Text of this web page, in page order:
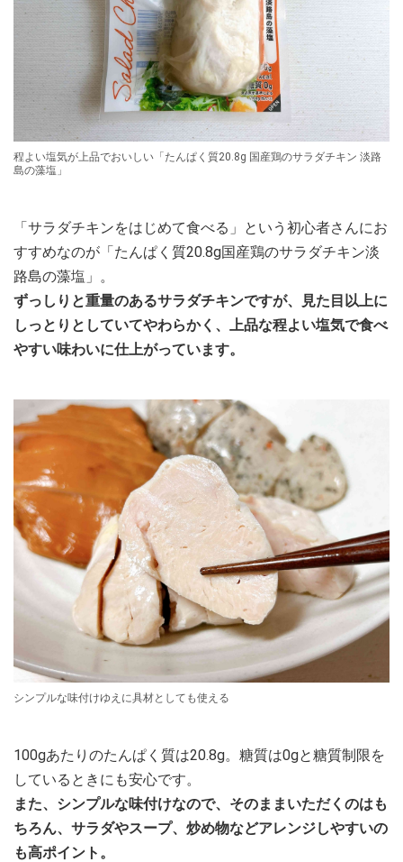
程よい塩気が上品でおいしい「たんぱく質20.8g 国産鶏のサラダチキン 淡路
島の藻塩」
「サラダチキンをはじめて食べる」という初心者さんにお
すすめなのが「たんぱく質20.8g国産鶏のサラダチキン淡
路島の藻塩」。
ずっしりと重量のあるサラダチキンですが、見た目以上に
しっとりとしていてやわらかく、上品な程よい塩気で食べ
やすい味わいに仕上がっています。
シンプルな味付けゆえに具材としても使える
100gあたりのたんぱく質は20.8g。糖質は0gと糖質制限を
しているときにも安心です。
また、シンプルな味付けなので、そのままいただくのはも
ちろん、サラダやスープ、炒め物などアレンジしやすいの
も高ポイント。